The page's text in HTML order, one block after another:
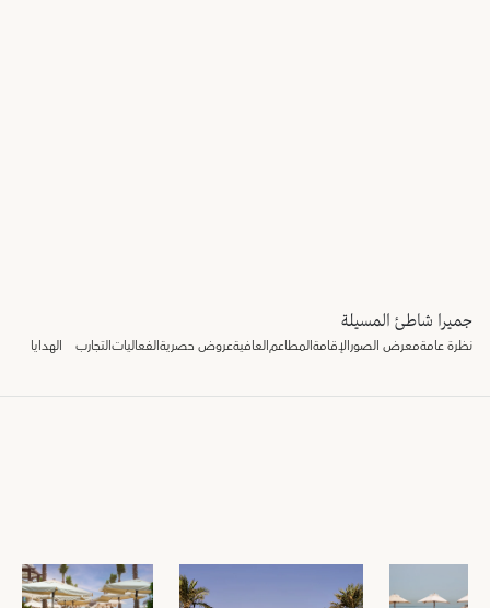
جميرا شاطئ المسيلة
نظرة عامةمعرض الصورالإقامةالمطاعمالعافيةعروض حصريةالفعالياتالتجارب الهدايا